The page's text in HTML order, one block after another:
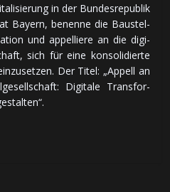
in der Bun­des­re­pu­blik
Bayern, be­nen­ne die Bau­stel­
und ap­pel­lie­re an die di­gi­
sich für ei­ne kon­so­li­dier­te
Der Ti­tel: „Ap­pell an
Di­gi­ta­le Trans­for­